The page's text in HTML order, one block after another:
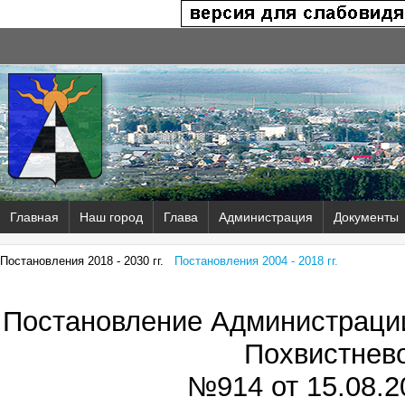
Главная Наш город Глава Администрация Документы
Постановления 2018 - 2030 гг. Постановления 2004 - 2018 гг.
Постановление
№914 от